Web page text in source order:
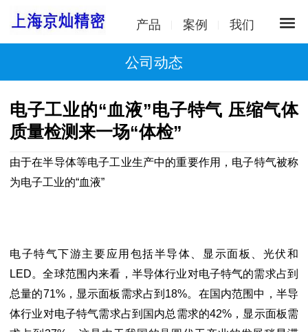
产品 案例 我们
公司动态
电子工业的“血液”电子特气 压缩气体
质量检测来一场“体检”
由于在半导体等电子工业生产中的重要作用，电子特气被称
为电子工业的“血液”
电子特气下游主要应用包括半导体、显示面板、光伏和
LED。全球范围内来看，半导体行业对电子特气的需求占到
总量的71%，显示面板需求占到18%。在国内范围中，半导
体行业对电子特气需求占到国内总需求的42%，显示面板需